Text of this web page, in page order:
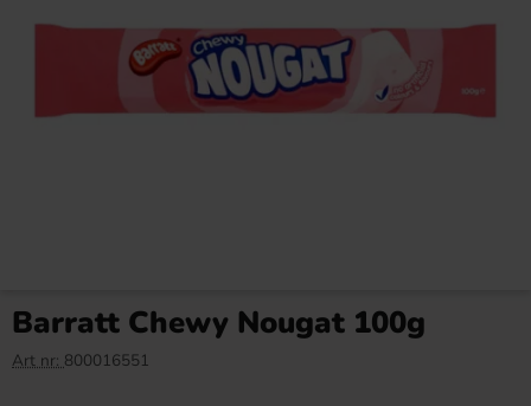
Barratt Chewy Nougat 100g
Art nr: 800016551